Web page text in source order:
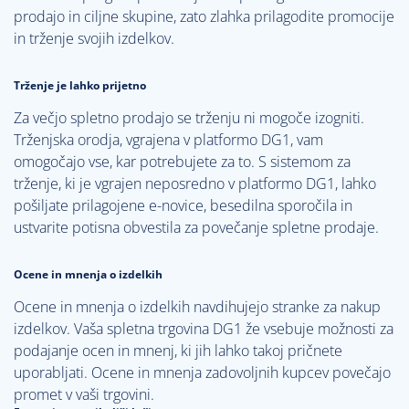
prodajo in ciljne skupine, zato zlahka prilagodite promocije
in trženje svojih izdelkov.
Trženje je lahko prijetno
Za večjo spletno prodajo se trženju ni mogoče izogniti.
Trženjska orodja, vgrajena v platformo DG1, vam
omogočajo vse, kar potrebujete za to. S sistemom za
trženje, ki je vgrajen neposredno v platformo DG1, lahko
pošiljate prilagojene e-novice, besedilna sporočila in
ustvarite potisna obvestila za povečanje spletne prodaje.
Ocene in mnenja o izdelkih
Ocene in mnenja o izdelkih navdihujejo stranke za nakup
izdelkov. Vaša spletna trgovina DG1 že vsebuje možnosti za
podajanje ocen in mnenj, ki jih lahko takoj pričnete
uporabljati. Ocene in mnenja zadovoljnih kupcev povečajo
promet v vaši trgovini.